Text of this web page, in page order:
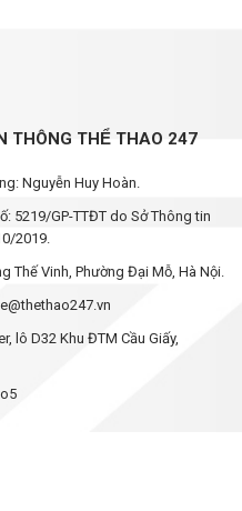
THÔNG THỂ THAO 247
Nguyễn Huy Hoàn.
5219/GP-TTĐT do Sở Thông tin
2019.
Thế Vinh, Phường Đại Mỗ, Hà Nội.
lô D32 Khu ĐTM Cầu Giấy,